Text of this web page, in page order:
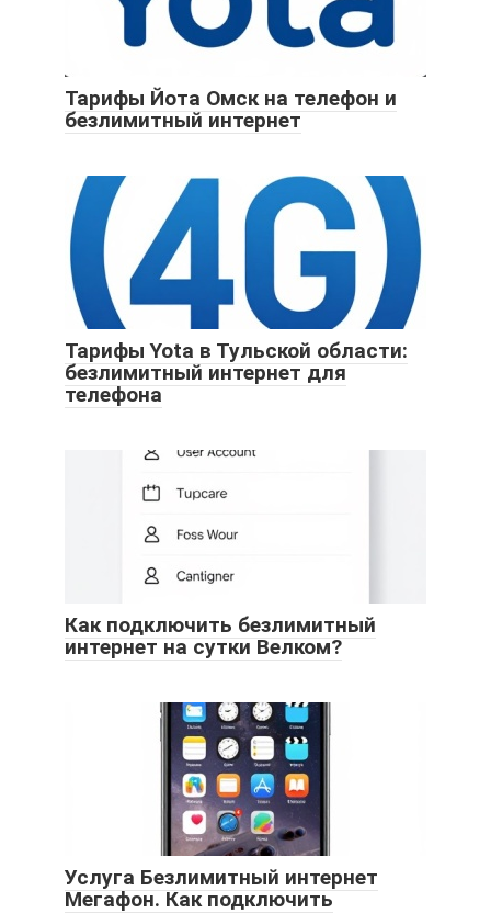
Тарифы Йота Омск на телефон и
безлимитный интернет
Тарифы Yota в Тульской области:
безлимитный интернет для
телефона
Как подключить безлимитный
интернет на сутки Велком?
Услуга Безлимитный интернет
Мегафон. Как подключить